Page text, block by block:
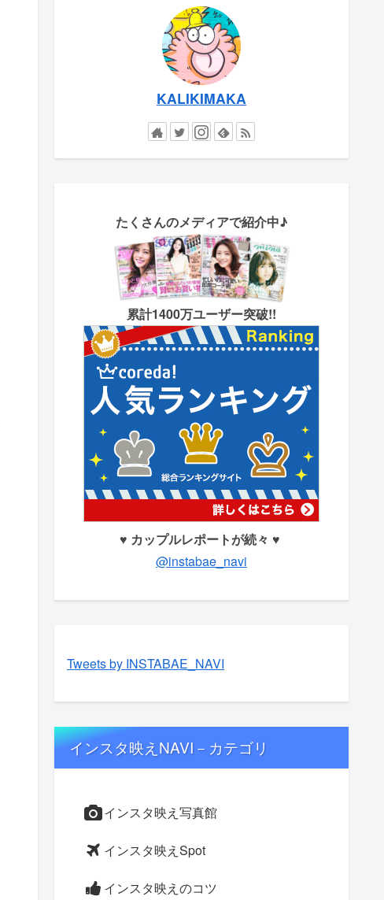
KALIKIMAKA
たくさんのメディアで紹介中♪
累計1400万ユーザー突破!!
♥ カップルレポートが続々 ♥
@instabae_navi
Tweets by INSTABAE_NAVI
インスタ映えNAVI－カテゴリ
インスタ映え写真館
インスタ映えSpot
インスタ映えのコツ